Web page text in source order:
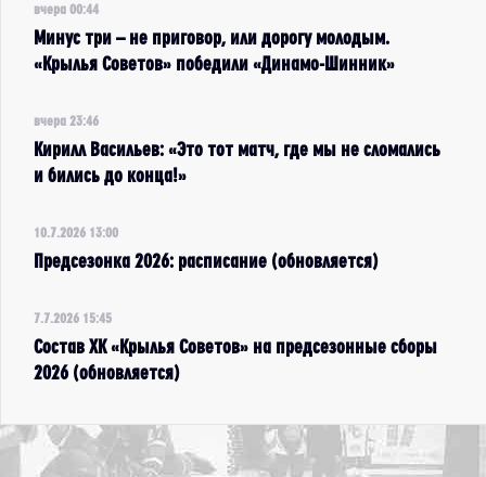
вчера 00:44
Минус три – не приговор, или дорогу молодым.
«Крылья Советов» победили «Динамо-Шинник»
вчера 23:46
Кирилл Васильев: «Это тот матч, где мы не сломались
и бились до конца!»
10.7.2026 13:00
Предсезонка 2026: расписание (обновляется)
7.7.2026 15:45
Состав ХК «Крылья Советов» на предсезонные сборы
2026 (обновляется)